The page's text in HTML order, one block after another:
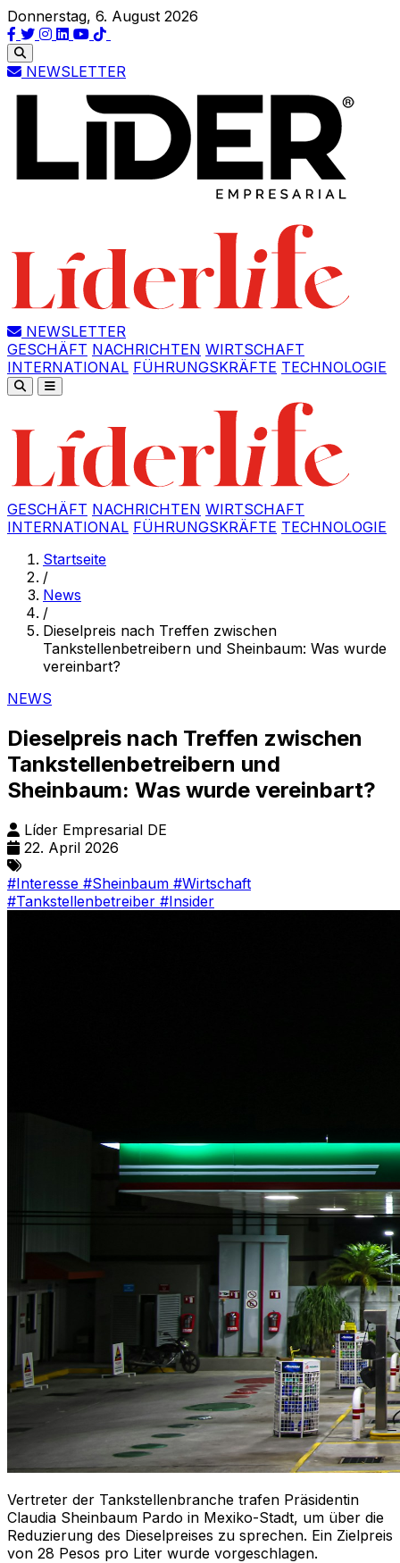
Donnerstag, 6. August 2026
NEWSLETTER
NEWSLETTER
GESCHÄFT NACHRICHTEN WIRTSCHAFT
INTERNATIONAL FÜHRUNGSKRÄFTE TECHNOLOGIE
GESCHÄFT NACHRICHTEN WIRTSCHAFT
INTERNATIONAL FÜHRUNGSKRÄFTE TECHNOLOGIE
Startseite
/
News
/
Dieselpreis nach Treffen zwischen
Tankstellenbetreibern und Sheinbaum: Was wurde
vereinbart?
NEWS
Dieselpreis nach Treffen zwischen
Tankstellenbetreibern und
Sheinbaum: Was wurde vereinbart?
Líder Empresarial DE
22. April 2026
#Interesse #Sheinbaum #Wirtschaft
#Tankstellenbetreiber #Insider
Vertreter der Tankstellenbranche trafen Präsidentin
Claudia Sheinbaum Pardo in Mexiko-Stadt, um über die
Reduzierung des Dieselpreises zu sprechen. Ein Zielpreis
von 28 Pesos pro Liter wurde vorgeschlagen.